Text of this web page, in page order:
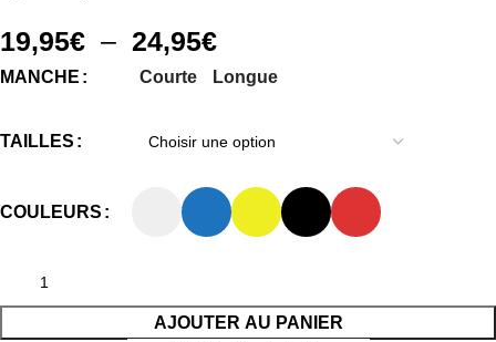
19,95€ – 24,95€
MANCHE Courte Longue
TAILLES
COULEURS
AJOUTER AU PANIER